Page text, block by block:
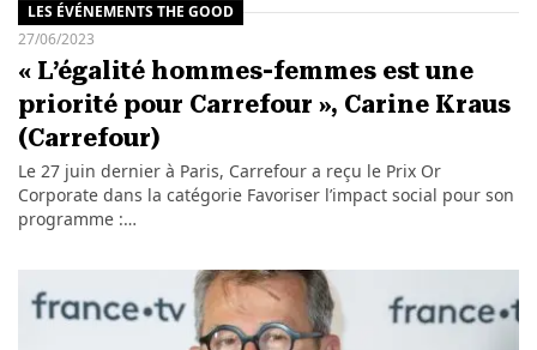
LES ÉVÉNEMENTS THE GOOD
27/06/2023
« L’égalité hommes-femmes est une
priorité pour Carrefour », Carine Kraus
(Carrefour)
Le 27 juin dernier à Paris, Carrefour a reçu le Prix Or
Corporate dans la catégorie Favoriser l’impact social pour son
programme :…